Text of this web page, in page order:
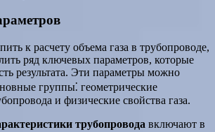
к расчету объема газа в трубопроводе,
ряд ключевых параметров, которые
результата. Эти параметры можно
группы⁚ геометрические
и физические свойства газа.
трубопровода включают в